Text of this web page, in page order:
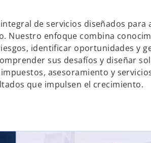
de servicios diseñados
Nuestro enfoque combina
identificar oportunidades y
sus desafíos y diseñar
asesoramiento y
que impulsen el crecimiento.